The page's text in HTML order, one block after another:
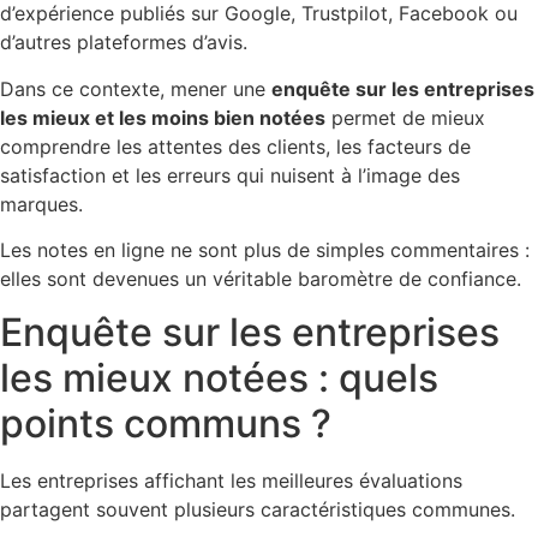
d’expérience publiés sur Google, Trustpilot, Facebook ou
d’autres plateformes d’avis.
Dans ce contexte, mener une enquête sur les entreprises
les mieux et les moins bien notées permet de mieux
comprendre les attentes des clients, les facteurs de
satisfaction et les erreurs qui nuisent à l’image des
marques.
Les notes en ligne ne sont plus de simples commentaires :
elles sont devenues un véritable baromètre de confiance.
Enquête sur les entreprises
les mieux notées : quels
points communs ?
Les entreprises affichant les meilleures évaluations
partagent souvent plusieurs caractéristiques communes.